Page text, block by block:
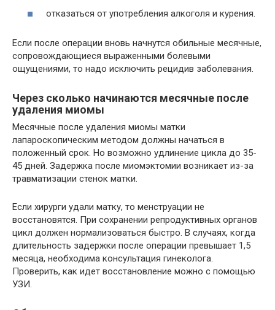
отказаться от употребления алкоголя и курения.
Если после операции вновь начнутся обильные месячные,
сопровождающиеся выраженными болевыми
ощущениями, то надо исключить рецидив заболевания.
Через сколько начинаются месячные после
удаления миомы
Месячные после удаления миомы матки
лапароскопическим методом должны начаться в
положенный срок. Но возможно удлинение цикла до 35-
45 дней. Задержка после миомэктомии возникает из-за
травматизации стенок матки.
Если хирурги удали матку, то менструации не
восстановятся. При сохранении репродуктивных органов
цикл должен нормализоваться быстро. В случаях, когда
длительность задержки после операции превышает 1,5
месяца, необходима консультация гинеколога.
Проверить, как идет восстановление можно с помощью
УЗИ.